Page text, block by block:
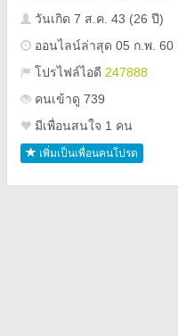
วันเกิด 7 ส.ค. 43 (26 ปี)
ออนไลน์ล่าสุด 05 ก.พ. 60
โปรไฟล์ไอดี 247888
คนเข้าดู 739
มีเพื่อนสนใจ 1 คน
เพิ่มเป็นเพื่อนคนโปรด